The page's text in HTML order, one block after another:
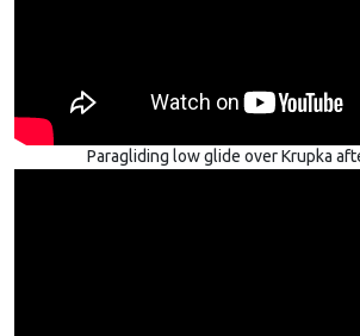
Paragliding low glide over Krupka